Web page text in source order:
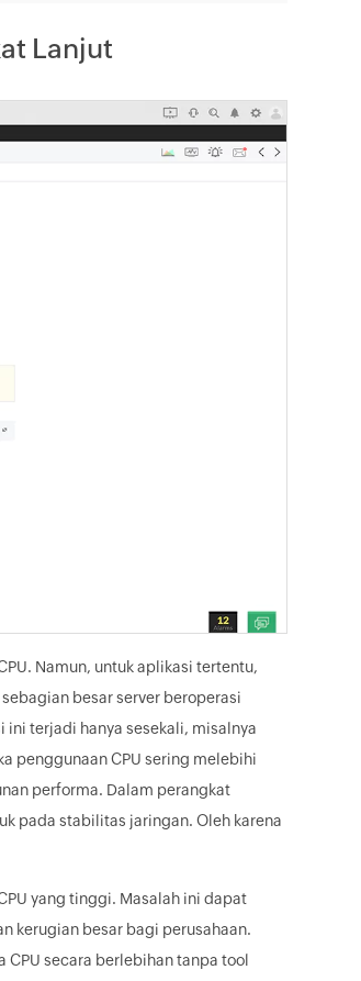
Lanjut
Namun, untuk aplikasi tertentu,
besar server beroperasi
ini terjadi hanya sesekali, misalnya
penggunaan CPU sering melebihi
performa. Dalam perangkat
pada stabilitas jaringan. Oleh karena
yang tinggi. Masalah ini dapat
kerugian besar bagi perusahaan.
secara berlebihan tanpa tool